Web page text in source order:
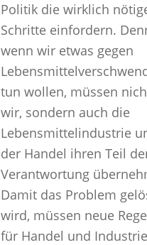
Politik die wirklich
Schritte einfordern.
wenn wir etwas gegen
tun wollen, müssen
wir, sondern auch die
Lebensmittelindustrie
der Handel ihren Teil
Verantwortung
Damit das Problem
wird, müssen neue
für Handel und Industrie